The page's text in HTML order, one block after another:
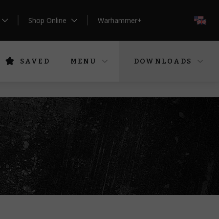
Shop Online Warhammer+
SAVED MENU DOWNLOADS